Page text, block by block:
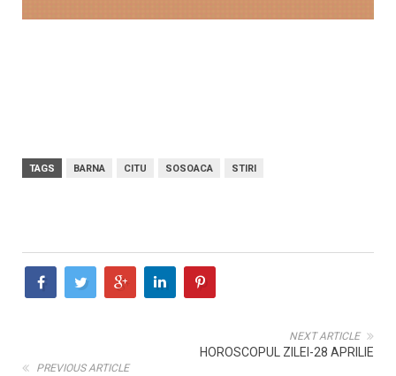
TAGS BARNA CITU SOSOACA STIRI
NEXT ARTICLE
HOROSCOPUL ZILEI-28 APRILIE
PREVIOUS ARTICLE